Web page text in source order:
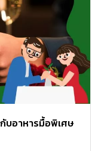
บอาหารมื้อพิเศษ